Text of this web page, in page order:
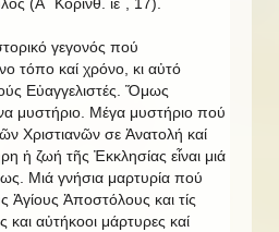
(Α΄ Κορινθ. ιε΄, 17).
γεγονός πού
τόπο καί χρόνο, κι αὐτό
Εὐαγγελιστές. Ὅμως
μυστήριο. Μέγα μυστήριο πού
Χριστιανῶν σε Ἀνατολή καί
ἡ ζωή τῆς Ἐκκλησίας εἶναι μιά
Μιά γνήσια μαρτυρία πού
Ἁγίους Ἀποστόλους και τίς
αὐτήκοοι μάρτυρες καί